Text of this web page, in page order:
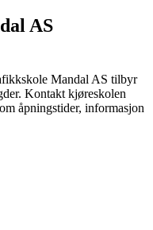
AS
Mandal AS tilbyr
Kontakt kjøreskolen
åpningstider, informasjon